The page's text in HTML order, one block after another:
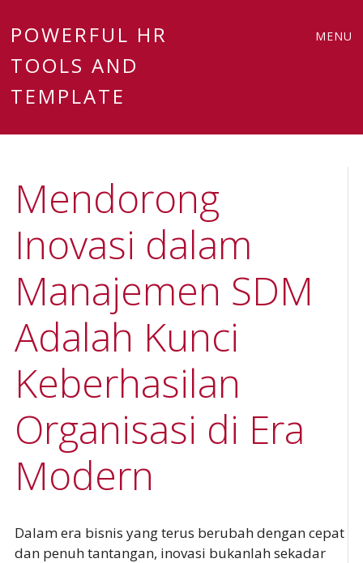
POWERFUL HR
TOOLS AND
TEMPLATE
MENU
Mendorong
Inovasi dalam
Manajemen SDM
Adalah Kunci
Keberhasilan
Organisasi di Era
Modern
Dalam era bisnis yang terus berubah dengan cepat
dan penuh tantangan, inovasi bukanlah sekadar